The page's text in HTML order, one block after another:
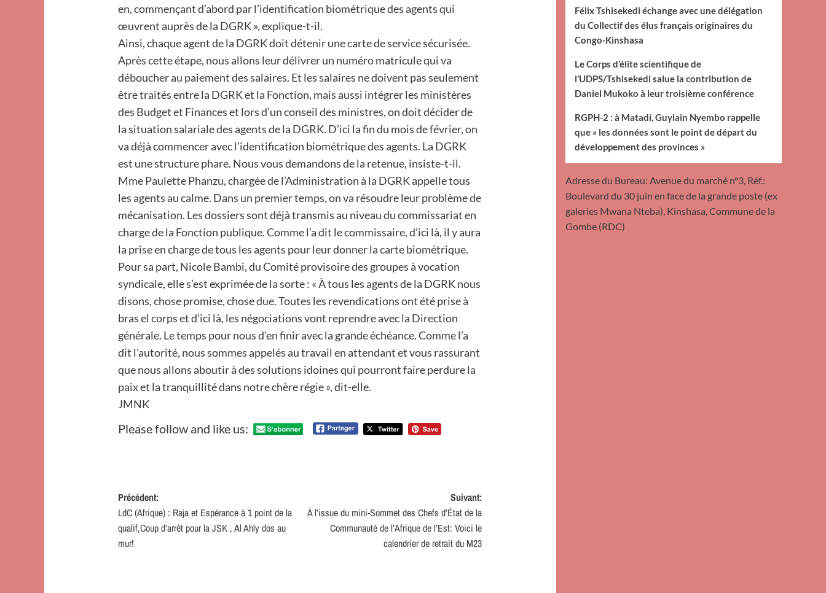
en, commençant d’abord par l’identification biométrique des agents qui
œuvrent auprès de la DGRK », explique-t-il.
Ainsi, chaque agent de la DGRK doit détenir une carte de service sécurisée.
Après cette étape, nous allons leur délivrer un numéro matricule qui va
déboucher au paiement des salaires. Et les salaires ne doivent pas seulement
être traités entre la DGRK et la Fonction, mais aussi intégrer les ministères
des Budget et Finances et lors d’un conseil des ministres, on doit décider de
la situation salariale des agents de la DGRK. D’ici la fin du mois de février, on
va déjà commencer avec l’identification biométrique des agents. La DGRK
est une structure phare. Nous vous demandons de la retenue, insiste-t-il.
Mme Paulette Phanzu, chargée de l’Administration à la DGRK appelle tous
les agents au calme. Dans un premier temps, on va résoudre leur problème de
mécanisation. Les dossiers sont déjà transmis au niveau du commissariat en
charge de la Fonction publique. Comme l’a dit le commissaire, d’ici là, il y aura
la prise en charge de tous les agents pour leur donner la carte biométrique.
Pour sa part, Nicole Bambi, du Comité provisoire des groupes à vocation
syndicale, elle s’est exprimée de la sorte : « À tous les agents de la DGRK nous
disons, chose promise, chose due. Toutes les revendications ont été prise à
bras el corps et d’ici là, les négociations vont reprendre avec la Direction
générale. Le temps pour nous d’en finir avec la grande échéance. Comme l’a
dit l’autorité, nous sommes appelés au travail en attendant et vous rassurant
que nous allons aboutir à des solutions idoines qui pourront faire perdure la
paix et la tranquillité dans notre chère régie », dit-elle.
JMNK
Please follow and like us:
Navigation
d’article
Précédent:
LdC (Afrique) : Raja et Espérance à 1 point de la
qualif,Coup d’arrêt pour la JSK , Al Ahly dos au
mur!
Suivant:
À l’issue du mini-Sommet des Chefs d’État de la
Communauté de l’Afrique de l’Est: Voici le
calendrier de retrait du M23
Félix Tshisekedi échange avec une délégation
du Collectif des élus français originaires du
Congo-Kinshasa
Le Corps d’élite scientifique de
l’UDPS/Tshisekedi salue la contribution de
Daniel Mukoko à leur troisième conférence
RGPH-2 : à Matadi, Guylain Nyembo rappelle
que « les données sont le point de départ du
développement des provinces »
Adresse du Bureau: Avenue du marché n°3, Réf.:
Boulevard du 30 juin en face de la grande poste (ex
galeries Mwana Nteba), Kinshasa, Commune de la
Gombe (RDC)